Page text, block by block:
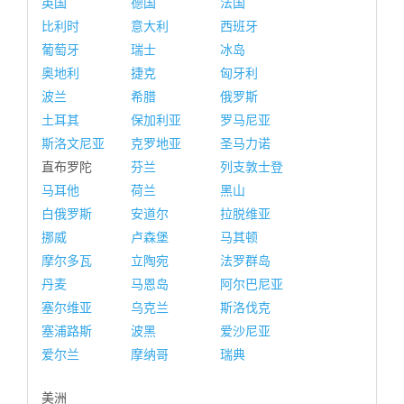
比利时
意大利
西班牙
葡萄牙
瑞士
冰岛
奥地利
捷克
匈牙利
波兰
希腊
俄罗斯
土耳其
保加利亚
罗马尼亚
斯洛文尼亚
克罗地亚
圣马力诺
直布罗陀
芬兰
列支敦士登
马耳他
荷兰
黑山
白俄罗斯
安道尔
拉脱维亚
挪威
卢森堡
马其顿
摩尔多瓦
立陶宛
法罗群岛
丹麦
马恩岛
阿尔巴尼亚
塞尔维亚
乌克兰
斯洛伐克
塞浦路斯
波黑
爱沙尼亚
爱尔兰
摩纳哥 瑞典
美洲